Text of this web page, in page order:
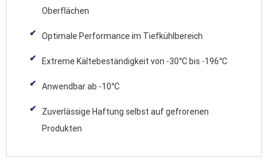
Oberflächen
Optimale Performance im Tiefkühlbereich
Extreme Kältebeständigkeit von -30°C bis -196°C
Anwendbar ab -10°C
Zuverlässige Haftung selbst auf gefrorenen
Produkten